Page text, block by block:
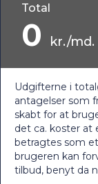
Udgifterne i
antagelser som
skabt for at
det ca. koster at
betragtes som
brugeren kan
tilbud, benyt da
Total
0 kr./md.